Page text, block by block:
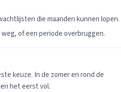
die maanden kunnen lopen.
of een periode overbruggen.
keuze. In de zomer en rond de
het eerst vol.